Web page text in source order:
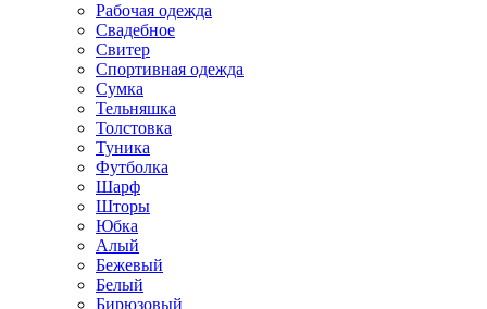
Рабочая одежда
Свадебное
Свитер
Спортивная одежда
Сумка
Тельняшка
Толстовка
Туника
Футболка
Шарф
Шторы
Юбка
Алый
Бежевый
Белый
Бирюзовый